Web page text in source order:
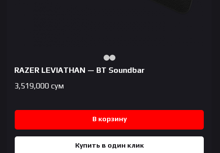
RAZER LEVIATHAN — BT Soundbar
3,519,000 сум
В корзину
Купить в один клик